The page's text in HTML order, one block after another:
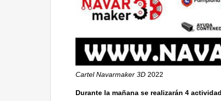
Cartel Navarmaker 3D 2022
Durante la mañana se realizarán 4